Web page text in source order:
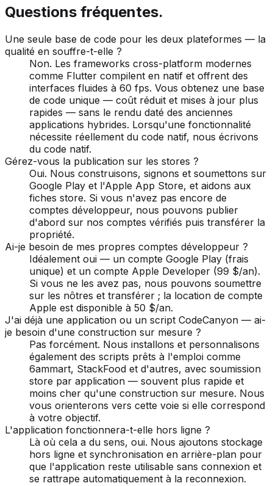
Questions fréquentes.
Une seule base de code pour les deux plateformes — la
qualité en souffre-t-elle ?
Non. Les frameworks cross-platform modernes
comme Flutter compilent en natif et offrent des
interfaces fluides à 60 fps. Vous obtenez une base
de code unique — coût réduit et mises à jour plus
rapides — sans le rendu daté des anciennes
applications hybrides. Lorsqu'une fonctionnalité
nécessite réellement du code natif, nous écrivons
du code natif.
Gérez-vous la publication sur les stores ?
Oui. Nous construisons, signons et soumettons sur
Google Play et l'Apple App Store, et aidons aux
fiches store. Si vous n'avez pas encore de
comptes développeur, nous pouvons publier
d'abord sur nos comptes vérifiés puis transférer la
propriété.
Ai-je besoin de mes propres comptes développeur ?
Idéalement oui — un compte Google Play (frais
unique) et un compte Apple Developer (99 $/an).
Si vous ne les avez pas, nous pouvons soumettre
sur les nôtres et transférer ; la location de compte
Apple est disponible à 50 $/an.
J'ai déjà une application ou un script CodeCanyon — ai-
je besoin d'une construction sur mesure ?
Pas forcément. Nous installons et personnalisons
également des scripts prêts à l'emploi comme
6ammart, StackFood et d'autres, avec soumission
store par application — souvent plus rapide et
moins cher qu'une construction sur mesure. Nous
vous orienterons vers cette voie si elle correspond
à votre objectif.
L'application fonctionnera-t-elle hors ligne ?
Là où cela a du sens, oui. Nous ajoutons stockage
hors ligne et synchronisation en arrière-plan pour
que l'application reste utilisable sans connexion et
se rattrape automatiquement à la reconnexion.